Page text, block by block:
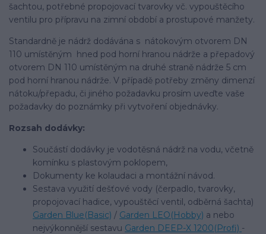
šachtou, potřebné propojovací tvarovky vč. vypouštěcího
ventilu pro přípravu na zimní období a prostupové manžety.
Standardně je nádrž dodávána s nátokovým otvorem DN
110 umístěným hned pod horní hranou nádrže a přepadový
otvorem DN 110 umístěným na druhé straně nádrže 5 cm
pod horní hranou nádrže. V případě potřeby změny dimenzí
nátoku/přepadu, či jiného požadavku prosím uveďte vaše
požadavky do poznámky při vytvoření objednávky.
Rozsah dodávky:
Součástí dodávky je vodotěsná nádrž na vodu, včetně
komínku s plastovým poklopem,
Dokumenty ke kolaudaci a montážní návod.
Sestava využití dešťové vody (čerpadlo, tvarovky,
propojovací hadice, vypouštěcí ventil, odběrná šachta)
Garden Blue(Basic) / Garden LEO(Hobby) a nebo
nejvýkonnější sestavu Garden DEEP-X 1200(Profi) -